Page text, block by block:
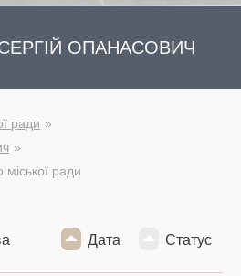
ОПАНАСОВИЧ
ради
міської ради
Дата Статус